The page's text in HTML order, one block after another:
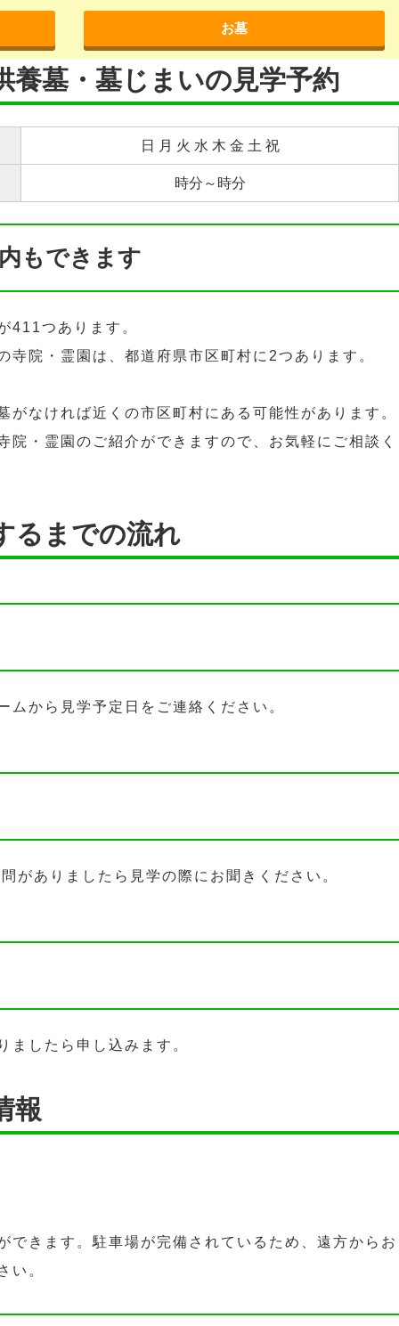
お墓
養墓・墓じまいの見学予約
日 月 火 水 木 金 土 祝
時分～時分
もできます
411つあります。
寺院・霊園は、都道府県市区町村に2つあります。
がなければ近くの市区町村にある可能性があります。
院・霊園のご紹介ができますので、お気軽にご相談く
るまでの流れ
から見学予定日をご連絡ください。
がありましたら見学の際にお聞きください。
ましたら申し込みます。
報
できます。駐車場が完備されているため、遠方からお
い。